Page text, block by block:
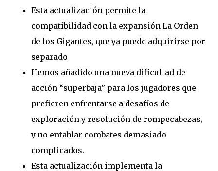
Esta actualización permite la
compatibilidad con la expansión La Orden
de los Gigantes, que ya puede adquirirse por
separado
Hemos añadido una nueva dificultad de
acción “superbaja” para los jugadores que
prefieren enfrentarse a desafíos de
exploración y resolución de rompecabezas,
y no entablar combates demasiado
complicados.
Esta actualización implementa la